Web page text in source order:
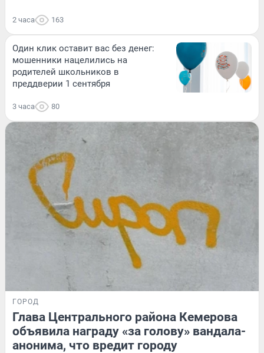
2 часа 163
Один клик оставит вас без денег:
мошенники нацелились на
родителей школьников в
преддверии 1 сентября
3 часа 80
ГОРОД
Глава Центрального района Кемерова
объявила награду «за голову» вандала-
анонима, что вредит городу